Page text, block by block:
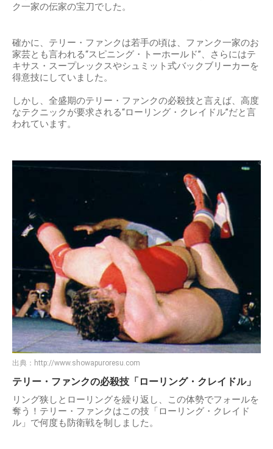
ク一家の伝家の宝刀でした。
確かに、テリー・ファンクは若手の頃は、ファンク一家のお
家芸とも言われる“スピニング・トーホールド”、さらにはテ
キサス・スープレックスやシュミット式バックブリーカーを
得意技にしていました。
しかし、全盛期のテリー・ファンクの必殺技と言えば、高度
なテクニックが要求される“ローリング・クレイドル”だと言
われています。
出典： http://www.showapuroresu.com
テリー・ファンクの必殺技「ローリング・クレイドル」
リング狭しとローリングを繰り返し、この体勢でフォールを
奪う！テリー・ファンクはこの技「ローリング・クレイド
ル」で何度も防衛戦を制しました。